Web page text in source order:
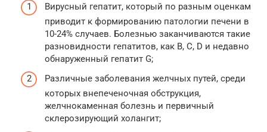
Вирусный гепатит, который по разным оценкам
приводит к формированию патологии печени в
10-24% случаев. Болезнью заканчиваются такие
разновидности гепатитов, как В, С, D и недавно
обнаруженный гепатит G;
Различные заболевания желчных путей, среди
которых внепеченочная обструкция,
желчнокаменная болезнь и первичный
склерозирующий холангит;